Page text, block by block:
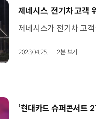
[동영상]
제네시스, 전기차 고객
2023.04.25. 2분 보기
[동영상]
‘현대카드 슈퍼콘서트